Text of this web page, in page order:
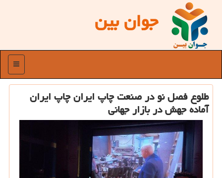
جوان بین
منو
طلوع فصل نو در صنعت چاپ ایران چاپ ایران
آماده جهش در بازار جهانی